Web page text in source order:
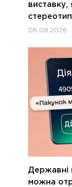
виставку,
06.08.2026
Державні
можна